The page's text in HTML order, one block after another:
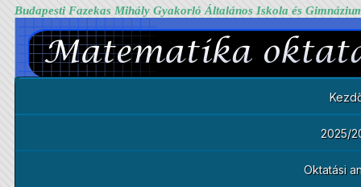
Budapesti Fazekas Mihály Gyakorló Általános Iskola és
2025/
Oktatási